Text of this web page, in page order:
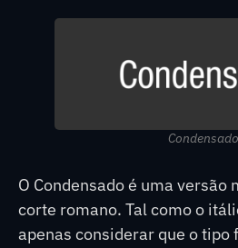
Condensado
O Condensado é uma versão
corte romano. Tal como o
apenas considerar que o tipo